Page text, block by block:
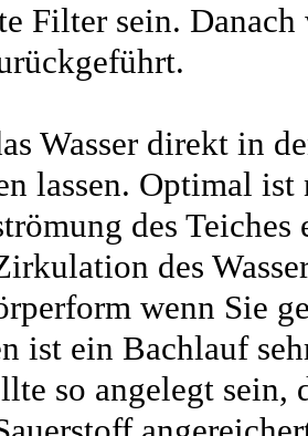
Filter sein.
Wasser direkt in
lassen. Optimal
des
des
wenn Sie
ist ein Bachlauf
so angelegt sein,